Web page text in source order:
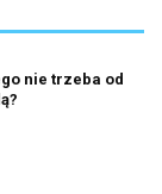
nie trzeba od